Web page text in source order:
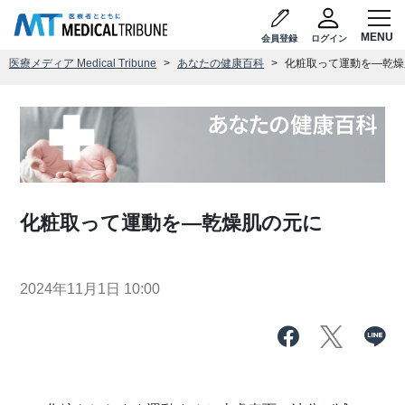
会員登録 ログイン
医療メディア Medical Tribune あなたの健康百科 化粧取って運動を―乾
化粧取って運動を―乾燥肌の元に
2024年11月1日 10:00